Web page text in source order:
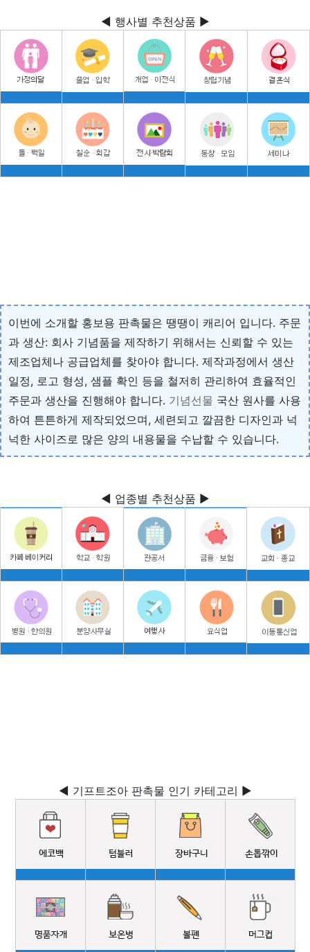
◀ 행사별 추천상품 ▶
이번에 소개할 홍보용 판촉물은 땡땡이 캐리어 입니다. 주문
과 생산: 회사 기념품을 제작하기 위해서는 신뢰할 수 있는
제조업체나 공급업체를 찾아야 합니다. 제작과정에서 생산
일정, 로고 형성, 샘플 확인 등을 철저히 관리하여 효율적인
주문과 생산을 진행해야 합니다. 기념선물 국산 원사를 사용
하여 튼튼하게 제작되었으며, 세련되고 깔끔한 디자인과 넉
넉한 사이즈로 많은 양의 내용물을 수납할 수 있습니다.
◀ 업종별 추천상품 ▶
◀ 기프트조아 판촉물 인기 카테고리 ▶